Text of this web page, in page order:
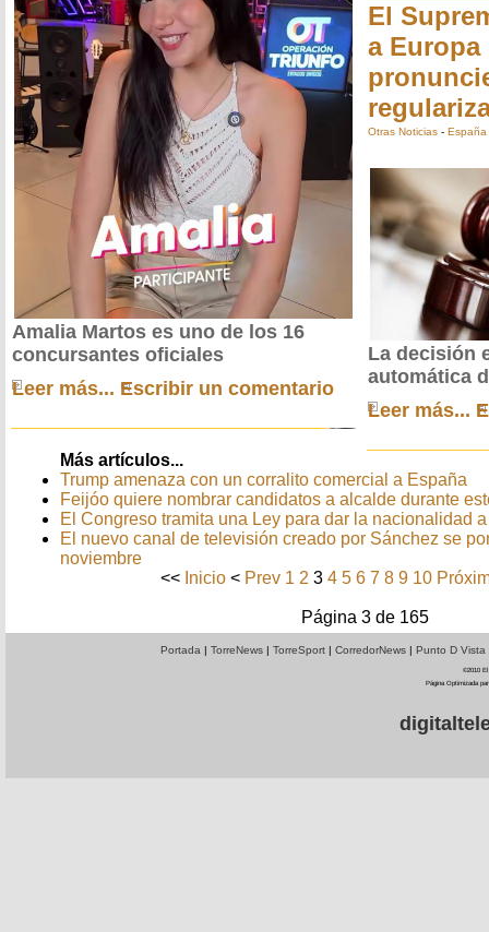
Amalia Martos es uno de los 16
concursantes oficiales
Leer más... Escribir un comentario
El
a Europa
Otras Noticias - España
La decisión
automática
Leer más...
Más artículos...
Trump amenaza con un corralito comercial a España
Feijóo quiere nombrar candidatos a alcalde durante
El Congreso tramita una Ley para dar la nacionalidad
El nuevo canal de televisión creado por Sánchez se
noviembre
<< Inicio < Prev 1 2 3 4 5 6 7 8 9 10
Página 3 de 165
Portada | TorreNews| TorreSport| CorredorNews| Punto D Vista
©2010 El
Página Optimizada